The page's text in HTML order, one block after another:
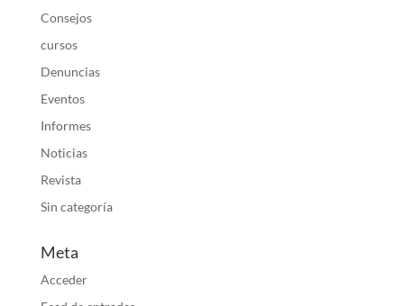
Consejos
cursos
Denuncias
Eventos
Informes
Noticias
Revista
Sin categoría
Meta
Acceder